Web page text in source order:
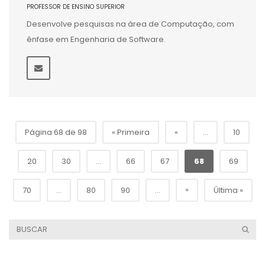
PROFESSOR DE ENSINO SUPERIOR
Desenvolve pesquisas na área de Computação, com
ênfase em Engenharia de Software.
Página 68 de 98 « Primeira « ... 10
20 30 ... 66 67 68 69
70 ... 80 90 ... » Última »